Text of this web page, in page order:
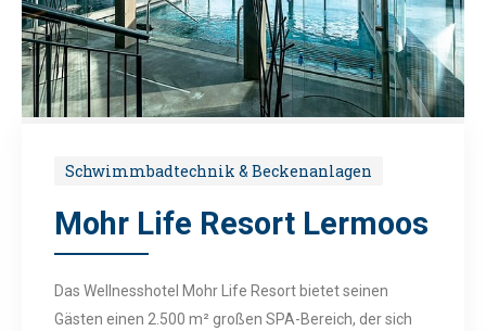
Schwimmbadtechnik & Beckenanlagen
Mohr Life Resort Lermoos
Das Wellnesshotel Mohr Life Resort bietet seinen
Gästen einen 2.500 m² großen SPA-Bereich, der sich